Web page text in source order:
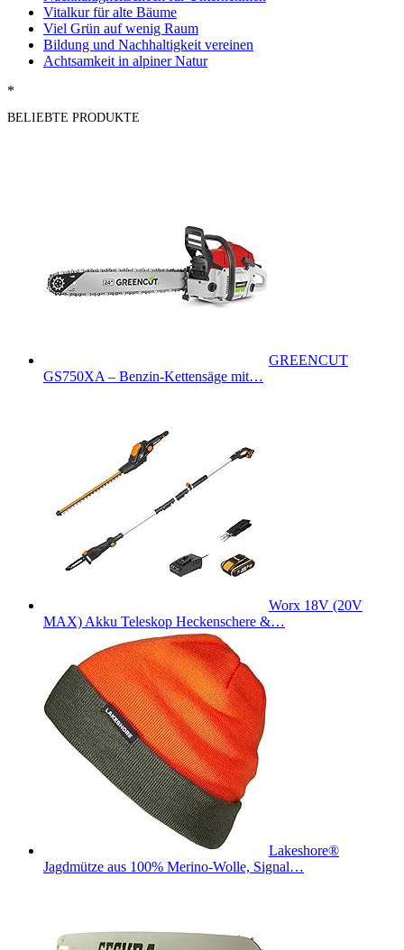
Vitalkur für alte Bäume
Viel Grün auf wenig Raum
Bildung und Nachhaltigkeit vereinen
Achtsamkeit in alpiner Natur
*
BELIEBTE PRODUKTE
GREENCUT
GS750XA – Benzin-Kettensäge mit…
Worx 18V (20V
MAX) Akku Teleskop Heckenschere &…
Lakeshore®
Jagdmütze aus 100% Merino-Wolle, Signal…